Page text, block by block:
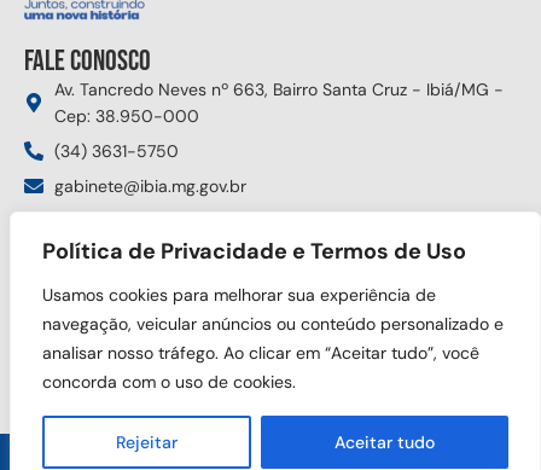
Política de Privacidade e Termos de Uso
Usamos cookies para melhorar sua experiência de
navegação, veicular anúncios ou conteúdo personalizado e
analisar nosso tráfego. Ao clicar em “Aceitar tudo”, você
concorda com o uso de cookies.
Rejeitar Aceitar tudo
Fale conosco
Av. Tancredo Neves nº 663, Bairro Santa Cruz - Ibiá/MG -
Cep: 38.950-000
(34) 3631-5750
gabinete@ibia.mg.gov.br
Siga nas redes sociais
Copyright © 2025 Prefeitura Municipal de Ibiá. Todos os direitos